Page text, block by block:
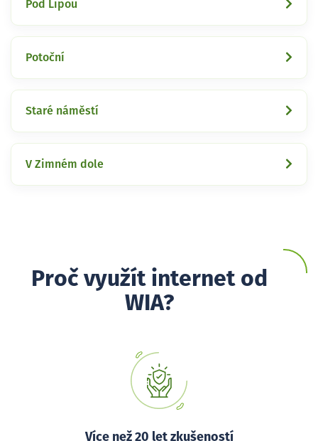
Pod Lipou
Potoční
Staré náměstí
V Zimném dole
Proč využít internet od
WIA?
Více než 20 let zkušeností